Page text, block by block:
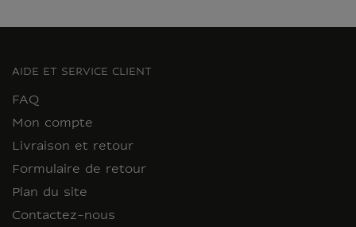
AIDE ET SERVICE CLIENT
FAQ
Mon compte
Livraison et retour
Formulaire de retour
Plan du site
Contactez-nous